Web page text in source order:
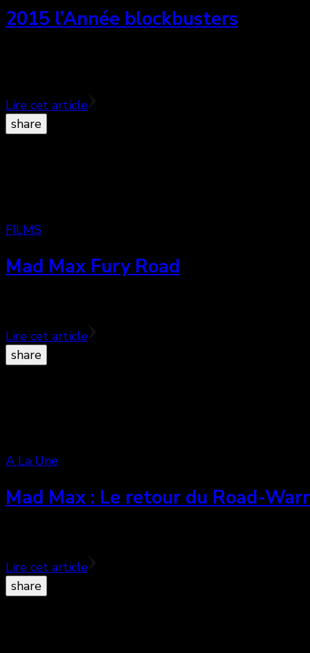
2015 l’Année blockbusters
Lire cet article
share
FILMS
Mad Max Fury Road
Lire cet article
share
A La Une
Mad Max : Le retour du Road-
Lire cet article
share